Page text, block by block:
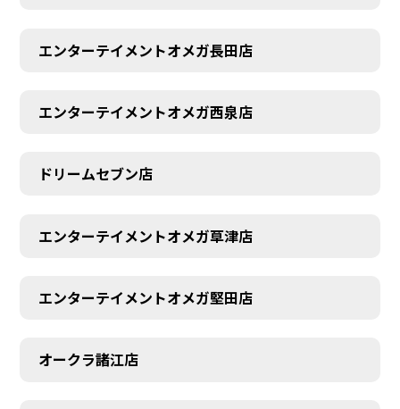
エンターテイメントオメガ長田店
エンターテイメントオメガ西泉店
ドリームセブン店
エンターテイメントオメガ草津店
エンターテイメントオメガ堅田店
オークラ諸江店